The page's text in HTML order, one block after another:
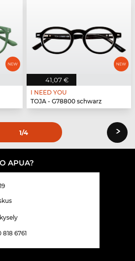
41,07 €
I NEED YOU
TOJA - G78800 schwarz
1/4 ›
APUA?
6761